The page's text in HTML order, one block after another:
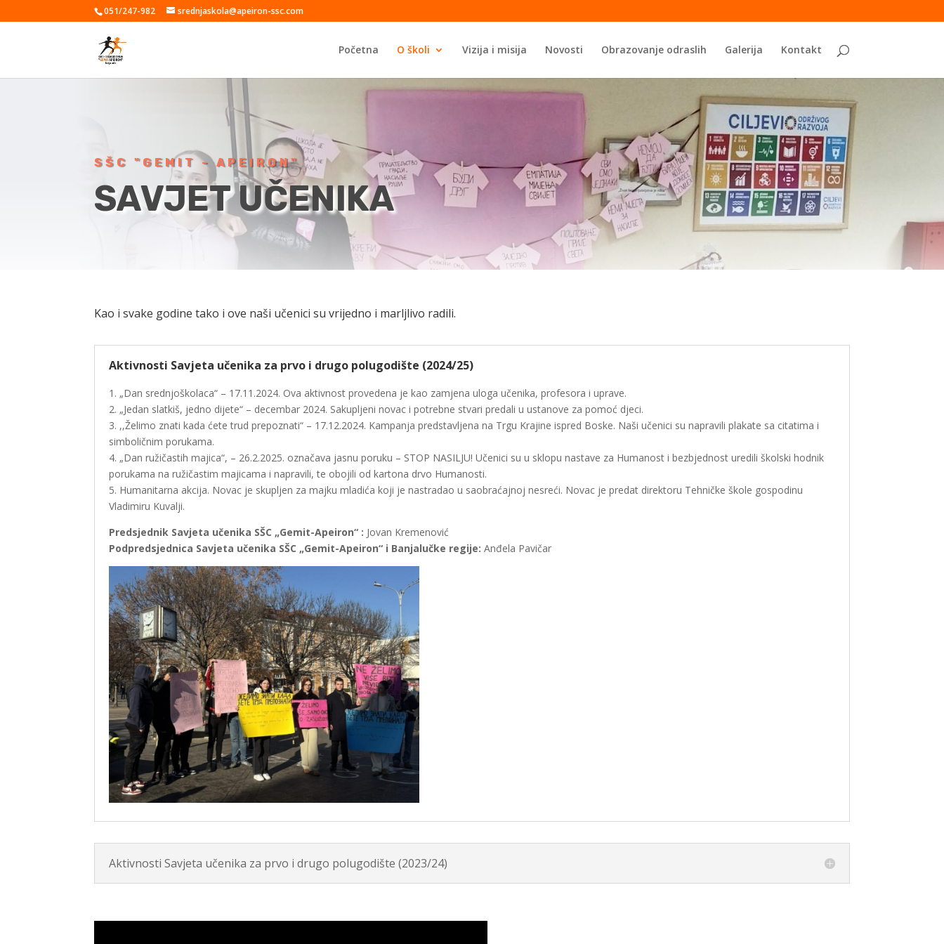
051/247-982 srednjaskola@apeiron-ssc.com
Početna O školi Vizija i misija Novosti Obrazovanje odraslih Galerija Kontakt
SŠC "GEMIT - APEIRON"
SAVJET UČENIKA
Kao i svake godine tako i ove naši učenici su vrijedno i marljlivo radili.
Aktivnosti Savjeta učenika za prvo i drugo polugodište (2024/25)
1. „Dan srednjoškolaca“ – 17.11.2024. Ova aktivnost provedena je kao zamjena uloga učenika, profesora i uprave.
2. „Jedan slatkiš, jedno dijete“ – decembar 2024. Sakupljeni novac i potrebne stvari predali u ustanove za pomoć djeci.
3. ,,Želimo znati kada ćete trud prepoznati“ – 17.12.2024. Kampanja predstavljena na Trgu Krajine ispred Boske. Naši učenici su napravili plakate sa citatima i
simboličnim porukama.
4. „Dan ružičastih majica“, – 26.2.2025. označava jasnu poruku – STOP NASILJU! Učenici su u sklopu nastave za Humanost i bezbjednost uredili školski hodnik
porukama na ružičastim majicama i napravili, te obojili od kartona drvo Humanosti.
5. Humanitarna akcija. Novac je skupljen za majku mladića koji je nastradao u saobraćajnoj nesreći. Novac je predat direktoru Tehničke škole gospodinu
Vladimiru Kuvalji.
Predsjednik Savjeta učenika SŠC „Gemit-Apeiron“ : Jovan Kremenović
Podpredsjednica Savjeta učenika SŠC „Gemit-Apeiron“ i Banjalučke regije: Anđela Pavičar
Aktivnosti Savjeta učenika za prvo i drugo polugodište (2023/24)